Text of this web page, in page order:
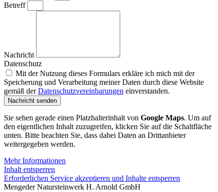
Betreff
Nachricht
Datenschutz
Mit der Nutzung dieses Formulars erkläre ich mich mit der
Speicherung und Verarbeitung meiner Daten durch diese Website
gemäß derDatenschutzvereinbarungen einverstanden.
Nachricht senden
Sie sehen gerade einen Platzhalterinhalt von Google Maps. Um auf
den eigentlichen Inhalt zuzugreifen, klicken Sie auf die Schaltfläche
unten. Bitte beachten Sie, dass dabei Daten an Drittanbieter
weitergegeben werden.
Mehr Informationen
Inhalt entsperren
Erforderlichen Service akzeptieren und Inhalte entsperren
Mengeder Natursteinwerk H. Arnold GmbH